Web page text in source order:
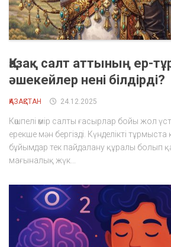
Қазақ салт аттының ер-
әшекейлер нені білдірді?
ҚАЗАҚСТАН 24.12.2025
Көшпелі өмір салты ғасырлар бойы жол
ерекше мән бергізді. Күнделікті
бұйымдар тек пайдалану құралы болып
мағыналық жүк...